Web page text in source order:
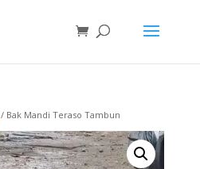
/ Bak Mandi Teraso Tambun